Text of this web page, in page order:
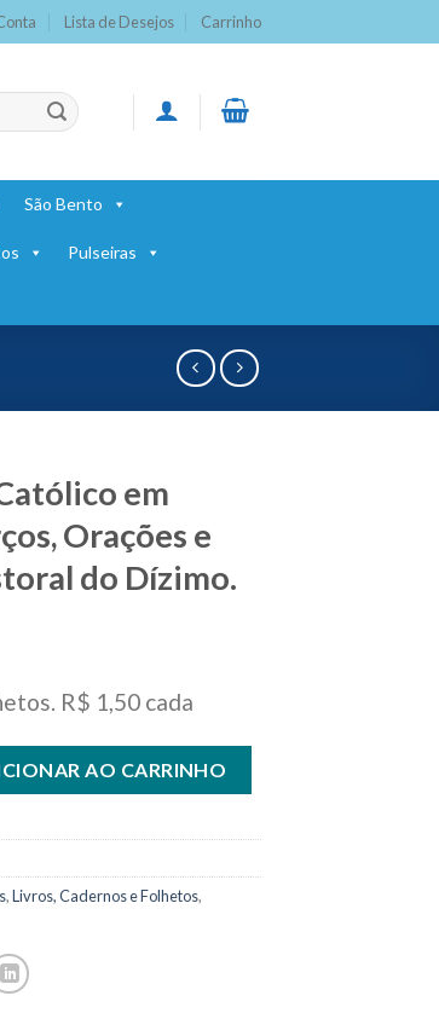
Lista de Desejos Carrinho
São Bento
Pulseiras
em
Orações e
do Dízimo.
R$ 1,50 cada
AO CARRINHO
,Livros, Cadernos e Folhetos,